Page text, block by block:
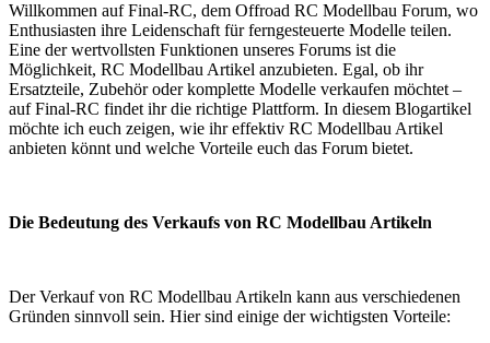
Willkommen auf Final-RC, dem Offroad RC Modellbau Forum, wo
Enthusiasten ihre Leidenschaft für ferngesteuerte Modelle teilen.
Eine der wertvollsten Funktionen unseres Forums ist die
Möglichkeit, RC Modellbau Artikel anzubieten. Egal, ob ihr
Ersatzteile, Zubehör oder komplette Modelle verkaufen möchtet –
auf Final-RC findet ihr die richtige Plattform. In diesem Blogartikel
möchte ich euch zeigen, wie ihr effektiv RC Modellbau Artikel
anbieten könnt und welche Vorteile euch das Forum bietet.
Die Bedeutung des Verkaufs von RC Modellbau Artikeln
Der Verkauf von RC Modellbau Artikeln kann aus verschiedenen
Gründen sinnvoll sein. Hier sind einige der wichtigsten Vorteile: